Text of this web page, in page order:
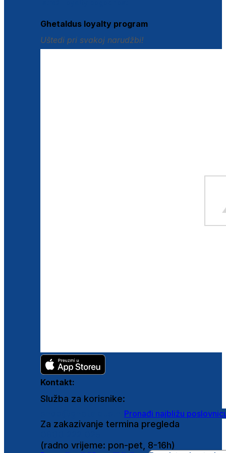
Ghetaldus loyalty program
Uštedi pri svakoj narudžbi!
Kontakt:
Služba za korisnike:
Pronađi najbližu
Za zakazivanje termina pregleda
(radno vrijeme: pon-pet, 8-16h)